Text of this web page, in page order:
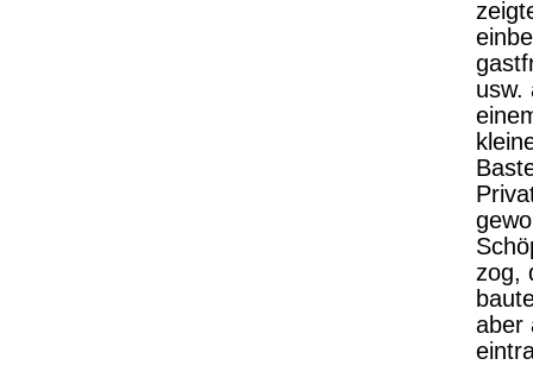
usw.
zog,
aber